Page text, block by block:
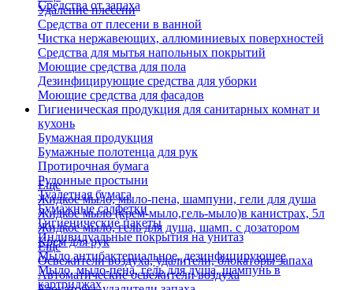
Средства от запаха
Удаление плесени
Средства от плесени в ванной
Чистка нержавеющих, аллюминиевых поверхностей
Средства для мытья напольных покрытий
Моющие средства для пола
Дезинфицирующие средства для уборки
Моющие средства для фасадов
Гигиеническая продукция для санитарных комнат и
кухонь
Бумажная продукция
Бумажные полотенца для рук
Протирочная бумага
Рулонные простыни
Туалетная бумага
Бумажные салфетки
Гигиенические пакеты
Индивидуальные покрытия на унитаз
Еще
Жидкое мыло, мыло-пена, шампуни, гели для душа
Жидкое мыло (крем-мыло,гель-мыло)в канистрах, 5л
Жидкое мыло, гель для душа, шамп. с дозатором
Крем для рук
Мыло антибактериальное, дезинфицирующее
Мыло, мыло-пена, гель для душа, шампунь в
картриджах
Еще
Освежители воздуха, удалители, блокаторы запаха
Автоматические освежители воздуха